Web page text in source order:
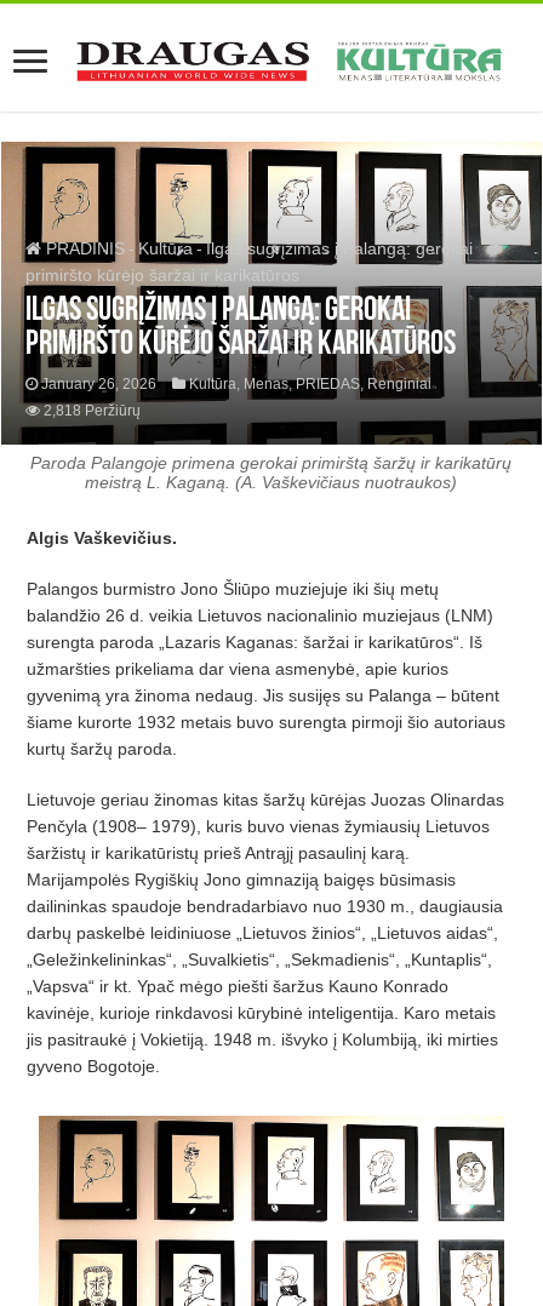
PRADINIS - Kultūra-Ilgas sugrįžimas į Palangą: gerokai
primiršto kūrėjo šaržai ir karikatūros
Ilgas sugrįžimas į Palangą: gerokai
primiršto kūrėjo šaržai ir karikatūros
January 26, 2026 Kultūra, Menas,PRIEDAS, Renginiai
2,818 Peržiūrų
Paroda Palangoje primena gerokai primirštą šaržų ir karikatūrų
meistrą L. Kaganą. (A. Vaškevičiaus nuotraukos)
Algis Vaškevičius.
Palangos burmistro Jono Šliūpo muziejuje iki šių metų
balandžio 26 d. veikia Lietuvos nacionalinio muziejaus (LNM)
surengta paroda „Lazaris Kaganas: šaržai ir karikatūros“. Iš
užmaršties prikeliama dar viena asmenybė, apie kurios
gyvenimą yra žinoma nedaug. Jis susijęs su Palanga – būtent
šiame kurorte 1932 metais buvo surengta pirmoji šio autoriaus
kurtų šaržų paroda.
Lietuvoje geriau žinomas kitas šaržų kūrėjas Juozas Olinardas
Penčyla (1908– 1979), kuris buvo vienas žymiausių Lietuvos
šaržistų ir karikatūristų prieš Antrąjį pasaulinį karą.
Marijampolės Rygiškių Jono gimnaziją baigęs būsimasis
dailininkas spaudoje bendradarbiavo nuo 1930 m., daugiausia
darbų paskelbė leidiniuose „Lietuvos žinios“, „Lietuvos aidas“,
„Geležinkelininkas“, „Suvalkietis“, „Sekmadienis“, „Kuntaplis“,
„Vapsva“ ir kt. Ypač mėgo piešti šaržus Kauno Konrado
kavinėje, kurioje rinkdavosi kūrybinė inteligentija. Karo metais
jis pasitraukė į Vokietiją. 1948 m. išvyko į Kolumbiją, iki mirties
gyveno Bogotoje.